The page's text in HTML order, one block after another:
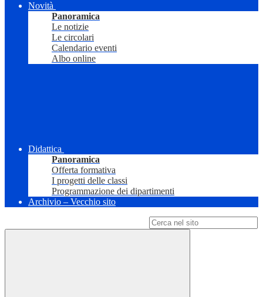
Novità
Panoramica
Le notizie
Le circolari
Calendario eventi
Albo online
Didattica
Panoramica
Offerta formativa
I progetti delle classi
Programmazione dei dipartimenti
Archivio – Vecchio sito